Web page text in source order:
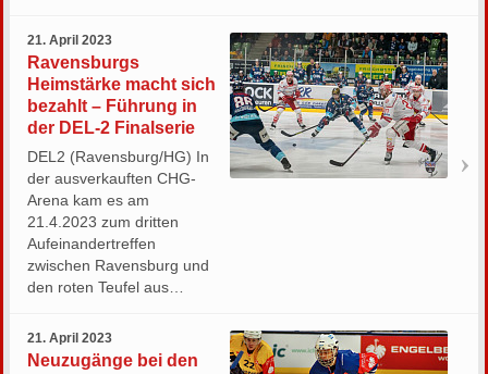
21. April 2023
Ravensburgs
Heimstärke macht sich
bezahlt – Führung in
der DEL-2 Finalserie
DEL2 (Ravensburg/HG) In
der ausverkauften CHG-
Arena kam es am
21.4.2023 zum dritten
Aufeinandertreffen
zwischen Ravensburg und
den roten Teufel aus…
21. April 2023
Neuzugänge bei den